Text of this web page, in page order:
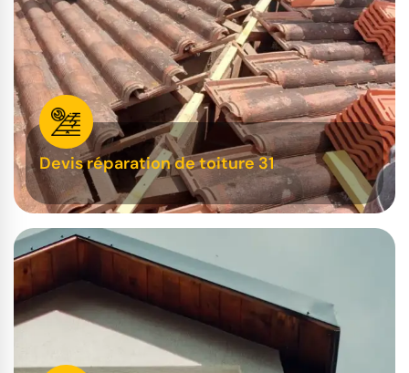
Devis réparation de toiture 31